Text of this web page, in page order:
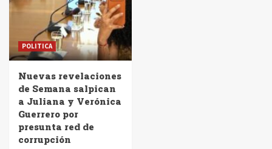
POLITICA
Nuevas revelaciones
de Semana salpican
a Juliana y Verónica
Guerrero por
presunta red de
corrupción